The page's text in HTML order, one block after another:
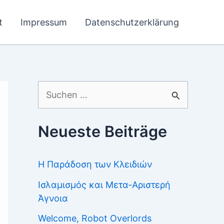
Impressum Datenschutzerklärung
Suchen
nach:
Neueste Beiträge
Η Παράδοση των Κλειδιών
Ισλαμισμός και Μετα-Αριστερή
Άγνοια
Welcome, Robot Overlords